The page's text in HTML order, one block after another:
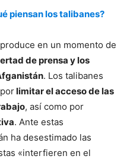
piensan los talibanes?
en un momento de
de prensa y los
. Los talibanes
limitar el acceso de las
, así como por
. Ante estas
ha desestimado las
«interfieren en el